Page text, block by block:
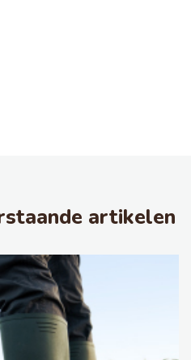
artikelen